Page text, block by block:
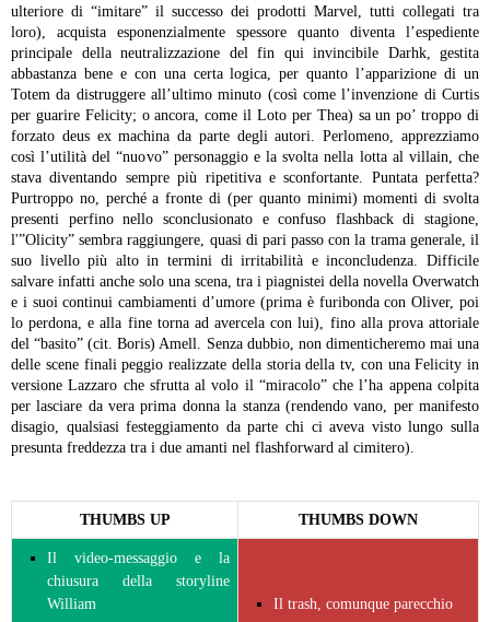
ulteriore di “imitare” il successo dei prodotti Marvel, tutti collegati tra
loro), acquista esponenzialmente spessore quanto diventa l’espediente
principale della neutralizzazione del fin qui invincibile Darhk, gestita
abbastanza bene e con una certa logica, per quanto l’apparizione di un
Totem da distruggere all’ultimo minuto (così come l’invenzione di Curtis
per guarire Felicity; o ancora, come il Loto per Thea) sa un po’ troppo di
forzato deus ex machina da parte degli autori. Perlomeno, apprezziamo
così l’utilità del “nuovo” personaggio e la svolta nella lotta al villain, che
stava diventando sempre più ripetitiva e sconfortante.
Puntata perfetta?
Purtroppo no, perché a fronte di (per quanto minimi) momenti di svolta
presenti perfino nello sconclusionato e confuso flashback di stagione,
l'”Olicity” sembra raggiungere, quasi di pari passo con la trama generale, il
suo livello più alto in termini di irritabilità e inconcludenza. Difficile
salvare infatti anche solo una scena, tra i piagnistei della novella Overwatch
e i suoi continui cambiamenti d’umore (prima è furibonda con Oliver, poi
lo perdona, e alla fine torna ad avercela con lui), fino alla prova attoriale
del “basito” (cit. Boris) Amell. Senza dubbio, non dimenticheremo mai una
delle scene finali peggio realizzate della storia della tv, con una Felicity in
versione Lazzaro che sfrutta al volo il “miracolo” che l’ha appena colpita
per lasciare da vera prima donna la stanza (rendendo vano, per manifesto
disagio, qualsiasi festeggiamento da parte chi ci aveva visto lungo sulla
presunta freddezza tra i due amanti nel flashforward al cimitero).
THUMBS UP THUMBS DOWN
Il video-messaggio e la
chiusura della storyline
William
Il trash, comunque parecchio